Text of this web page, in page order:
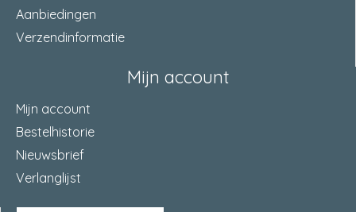
Aanbiedingen
Verzendinformatie
Mijn account
Mijn account
Bestelhistorie
Nieuwsbrief
Verlanglijst